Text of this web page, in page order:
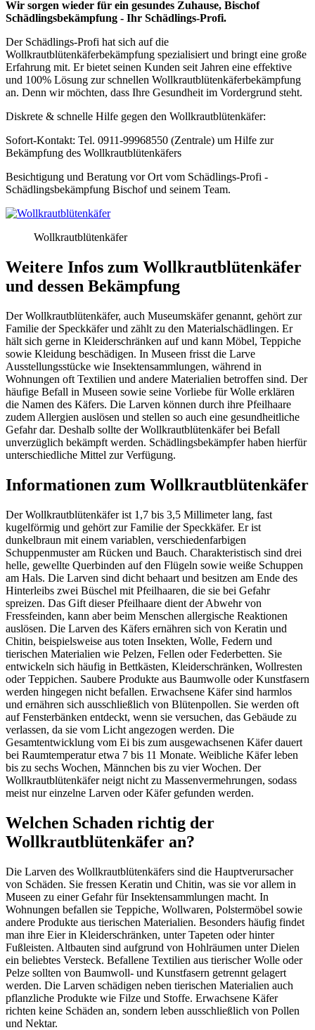
Wir sorgen wieder für ein gesundes Zuhause, Bischof
Schädlingsbekämpfung - Ihr Schädlings-Profi.
Der Schädlings-Profi hat sich auf die
Wollkrautblütenkäferbekämpfung spezialisiert und bringt eine große
Erfahrung mit. Er bietet seinen Kunden seit Jahren eine effektive
und 100% Lösung zur schnellen Wollkrautblütenkäferbekämpfung
an. Denn wir möchten, dass Ihre Gesundheit im Vordergrund steht.
Diskrete & schnelle Hilfe gegen den Wollkrautblütenkäfer:
Sofort-Kontakt: Tel. 0911-99968550 (Zentrale) um Hilfe zur
Bekämpfung des Wollkrautblütenkäfers
Besichtigung und Beratung vor Ort vom Schädlings-Profi -
Schädlingsbekämpfung Bischof und seinem Team.
Wollkrautblütenkäfer
Weitere Infos zum Wollkrautblütenkäfer
und dessen Bekämpfung
Der Wollkrautblütenkäfer, auch Museumskäfer genannt, gehört zur
Familie der Speckkäfer und zählt zu den Materialschädlingen. Er
hält sich gerne in Kleiderschränken auf und kann Möbel, Teppiche
sowie Kleidung beschädigen. In Museen frisst die Larve
Ausstellungsstücke wie Insektensammlungen, während in
Wohnungen oft Textilien und andere Materialien betroffen sind. Der
häufige Befall in Museen sowie seine Vorliebe für Wolle erklären
die Namen des Käfers. Die Larven können durch ihre Pfeilhaare
zudem Allergien auslösen und stellen so auch eine gesundheitliche
Gefahr dar. Deshalb sollte der Wollkrautblütenkäfer bei Befall
unverzüglich bekämpft werden. Schädlingsbekämpfer haben hierfür
unterschiedliche Mittel zur Verfügung.
Informationen zum Wollkrautblütenkäfer
Der Wollkrautblütenkäfer ist 1,7 bis 3,5 Millimeter lang, fast
kugelförmig und gehört zur Familie der Speckkäfer. Er ist
dunkelbraun mit einem variablen, verschiedenfarbigen
Schuppenmuster am Rücken und Bauch. Charakteristisch sind drei
helle, gewellte Querbinden auf den Flügeln sowie weiße Schuppen
am Hals. Die Larven sind dicht behaart und besitzen am Ende des
Hinterleibs zwei Büschel mit Pfeilhaaren, die sie bei Gefahr
spreizen. Das Gift dieser Pfeilhaare dient der Abwehr von
Fressfeinden, kann aber beim Menschen allergische Reaktionen
auslösen. Die Larven des Käfers ernähren sich von Keratin und
Chitin, beispielsweise aus toten Insekten, Wolle, Federn und
tierischen Materialien wie Pelzen, Fellen oder Federbetten. Sie
entwickeln sich häufig in Bettkästen, Kleiderschränken, Wollresten
oder Teppichen. Saubere Produkte aus Baumwolle oder Kunstfasern
werden hingegen nicht befallen. Erwachsene Käfer sind harmlos
und ernähren sich ausschließlich von Blütenpollen. Sie werden oft
auf Fensterbänken entdeckt, wenn sie versuchen, das Gebäude zu
verlassen, da sie vom Licht angezogen werden. Die
Gesamtentwicklung vom Ei bis zum ausgewachsenen Käfer dauert
bei Raumtemperatur etwa 7 bis 11 Monate. Weibliche Käfer leben
bis zu sechs Wochen, Männchen bis zu vier Wochen. Der
Wollkrautblütenkäfer neigt nicht zu Massenvermehrungen, sodass
meist nur einzelne Larven oder Käfer gefunden werden.
Welchen Schaden richtig der
Wollkrautblütenkäfer an?
Die Larven des Wollkrautblütenkäfers sind die Hauptverursacher
von Schäden. Sie fressen Keratin und Chitin, was sie vor allem in
Museen zu einer Gefahr für Insektensammlungen macht. In
Wohnungen befallen sie Teppiche, Wollwaren, Polstermöbel sowie
andere Produkte aus tierischen Materialien. Besonders häufig findet
man ihre Eier in Kleiderschränken, unter Tapeten oder hinter
Fußleisten. Altbauten sind aufgrund von Hohlräumen unter Dielen
ein beliebtes Versteck. Befallene Textilien aus tierischer Wolle oder
Pelze sollten von Baumwoll- und Kunstfasern getrennt gelagert
werden. Die Larven schädigen neben tierischen Materialien auch
pflanzliche Produkte wie Filze und Stoffe. Erwachsene Käfer
richten keine Schäden an, sondern leben ausschließlich von Pollen
und Nektar.